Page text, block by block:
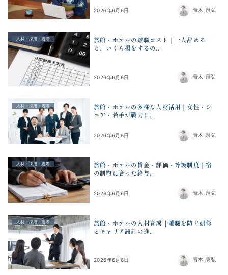
2026年6月6日 青木 康弘
人材・採用・定着
旅館・ホテルの離職コスト｜一人辞める
と、いくら損をするの...
2026年6月6日 青木 康弘
人材・採用・定着
旅館・ホテルの多様な人材活用｜女性・シ
ニア・若手が戦力に...
2026年6月6日 青木 康弘
人材・採用・定着
旅館・ホテルの賃金・評価・等級制度｜宿
の制約に合った給与...
2026年6月6日 青木 康弘
人材・採用・定着
旅館・ホテルの人材育成｜離職を防ぐ研修
とキャリア設計の進...
2026年6月6日 青木 康弘